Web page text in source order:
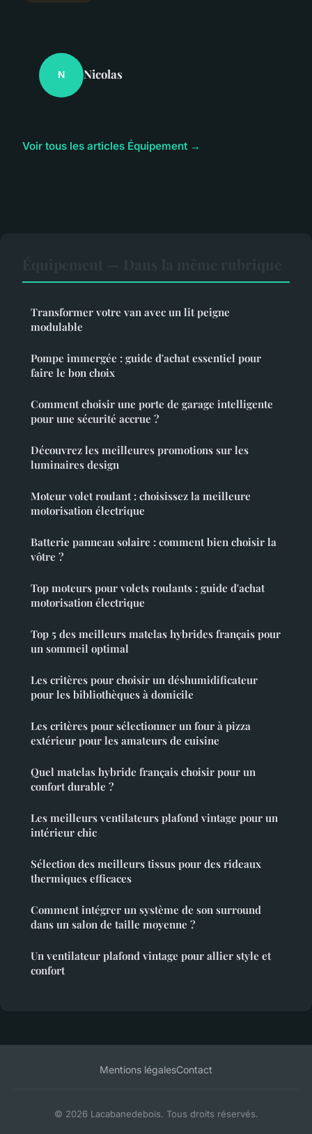
N Nicolas
Voir tous les articles Équipement →
Transformer votre van avec un lit peigne
modulable
Pompe immergée : guide d'achat essentiel pour
faire le bon choix
Comment choisir une porte de garage intelligente
pour une sécurité accrue ?
Découvrez les meilleures promotions sur les
luminaires design
Moteur volet roulant : choisissez la meilleure
motorisation électrique
Batterie panneau solaire : comment bien choisir la
vôtre ?
Top moteurs pour volets roulants : guide d'achat
motorisation électrique
Top 5 des meilleurs matelas hybrides français pour
un sommeil optimal
Les critères pour choisir un déshumidificateur
pour les bibliothèques à domicile
Les critères pour sélectionner un four à pizza
extérieur pour les amateurs de cuisine
Quel matelas hybride français choisir pour un
confort durable ?
Les meilleurs ventilateurs plafond vintage pour un
intérieur chic
Sélection des meilleurs tissus pour des rideaux
thermiques efficaces
Comment intégrer un système de son surround
dans un salon de taille moyenne ?
Un ventilateur plafond vintage pour allier style et
confort
Mentions légalesContact
© 2026 Lacabanedebois. Tous droits réservés.